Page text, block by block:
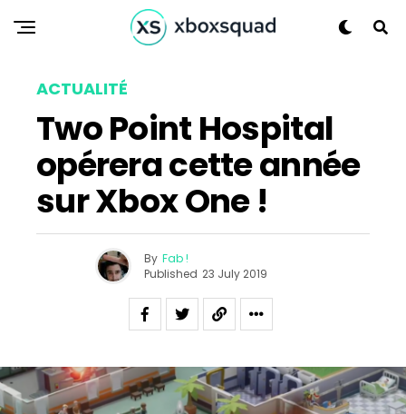
ACTUALITÉ
Two Point Hospital
opérera cette année
sur Xbox One !
By Fab !
Published 23 July 2019